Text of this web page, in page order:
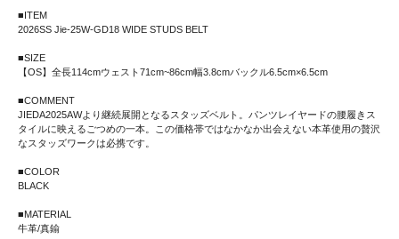
■ITEM
2026SS Jie-25W-GD18 WIDE STUDS BELT
■SIZE
【OS】全長114cmウェスト71cm~86cm幅3.8cmバックル6.5cm×6.5cm
■COMMENT
JIEDA2025AWより継続展開となるスタッズベルト。パンツレイヤードの腰履きス
タイルに映えるごつめの一本。この価格帯ではなかなか出会えない本革使用の贅沢
なスタッズワークは必携です。
■COLOR
BLACK
■MATERIAL
牛革/真鍮